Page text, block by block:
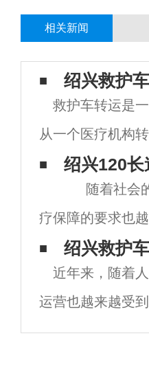
相关新闻
绍兴救护
救护车转运是
从一个医疗机构
疗和护理。这种
公司提供，他们
绍兴120长
随着社会的
疗保障的要求也
救治是至
绍兴救护
近年来，随着
运营也越来越受
车数量不足，或